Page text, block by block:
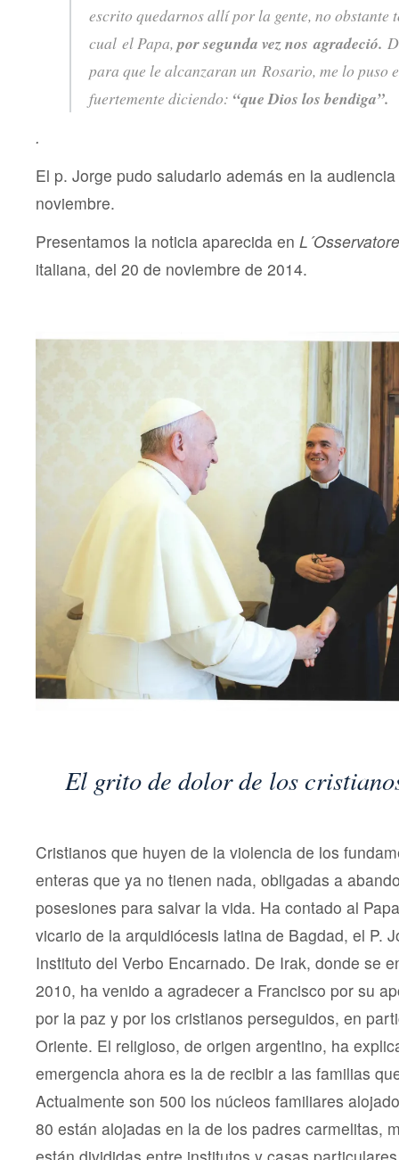
escrito quedarnos allí por la gente, no obstante
cual el Papa,por segunda vez nos agradeció.
para que le alcanzaran un Rosario, me lo puso
fuertemente diciendo: “que Dios los bendiga”.
.
El p. Jorge pudo saludarlo además en la
noviembre.
Presentamos la noticia aparecida en
italiana, del 20 de noviembre de 2014.
El grito de dolor de los
Cristianos que huyen de la violencia de los
enteras que ya no tienen nada, obligadas a
posesiones para salvar la vida. Ha contado al
vicario de la arquidiócesis latina de Bagdad, el P.
Instituto del Verbo Encarnado. De Irak, donde se
2010, ha venido a agradecer a Francisco por su
por la paz y por los cristianos perseguidos, en
Oriente. El religioso, de origen argentino, ha
emergencia ahora es la de recibir a las familias
Actualmente son 500 los núcleos familiares
80 están alojadas en la de los padres carmelitas,